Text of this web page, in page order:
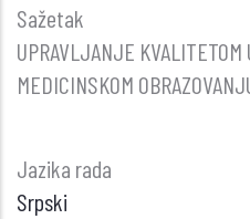
Sažetak
UPRAVLJANJE KVALITETOM
MEDICINSKOM
Jazika rada
Srpski